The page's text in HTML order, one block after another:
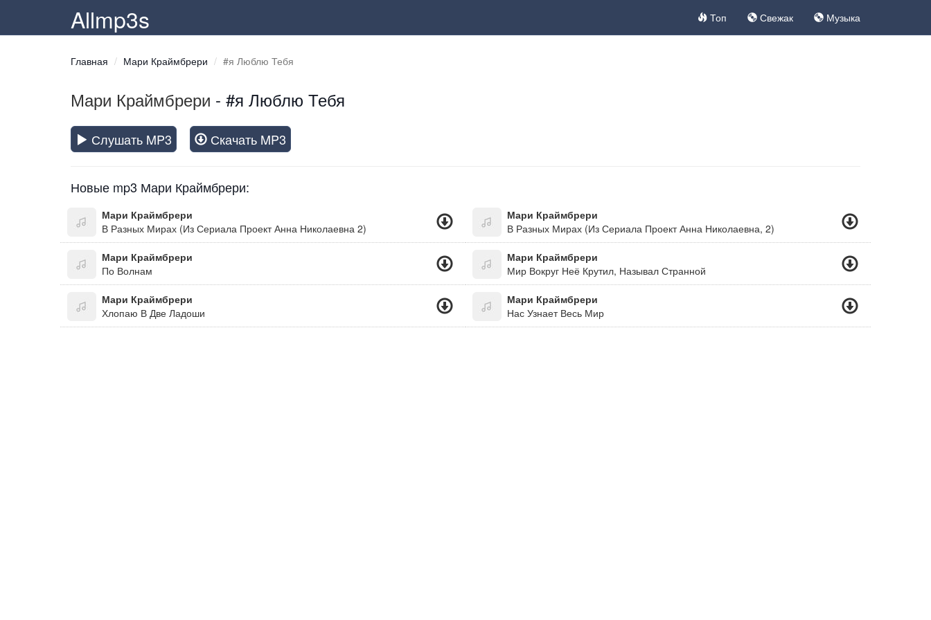
Allmp3s Топ Свежак Музыка
Главная Мари Краймбрери #я Люблю Тебя
Мари Краймбрери - #я Люблю Тебя
Слушать MP3 Скачать MP3
Новые mp3 Мари Краймбрери:
Мари Краймбрери
В Разных Мирах (Из Сериала Проект Анна Николаевна 2)
Мари Краймбрери
В Разных Мирах (Из Сериала Проект Анна Николаевна, 2)
Мари Краймбрери
По Волнам
Мари Краймбрери
Мир Вокруг Неё Крутил, Называл Странной
Мари Краймбрери
Хлопаю В Две Ладоши
Мари Краймбрери
Нас Узнает Весь Мир